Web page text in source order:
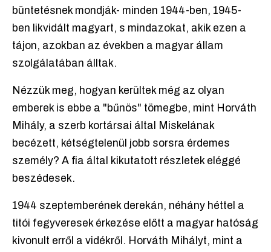
büntetésnek mondják- minden 1944-ben, 1945-
ben likvidált magyart, s mindazokat, akik ezen a
tájon, azokban az években a magyar állam
szolgálatában álltak.
Nézzük meg, hogyan kerültek még az olyan
emberek is ebbe a "bűnös" tömegbe, mint Horváth
Mihály, a szerb kortársai által Miskelának
becézett, kétségtelenül jobb sorsra érdemes
személy? A fia által kikutatott részletek eléggé
beszédesek.
1944 szeptemberének derekán, néhány héttel a
titói fegyveresek érkezése előtt a magyar hatóság
kivonult erről a vidékről. Horváth Mihályt, mint a